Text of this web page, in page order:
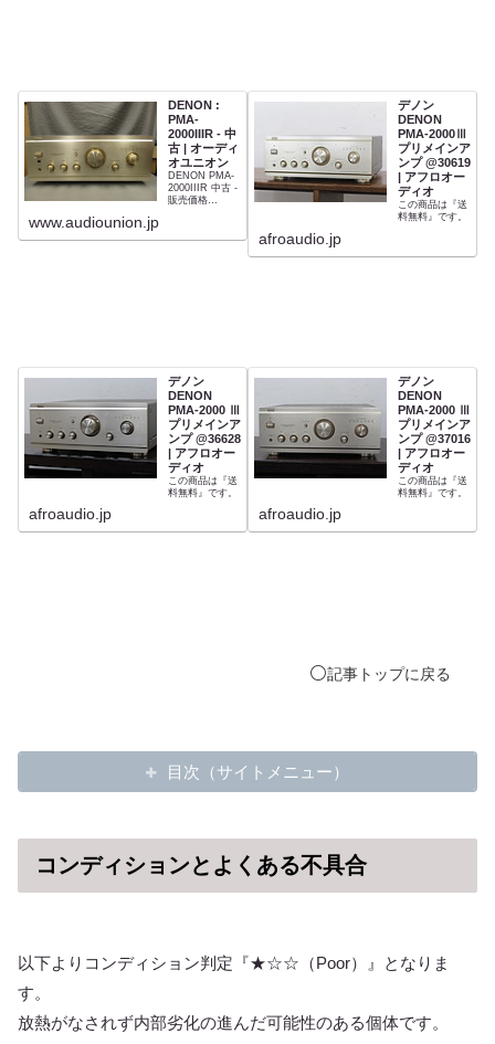
DENON :
PMA-
2000IIIR - 中
古 | オーディ
オユニオン
DENON PMA-
2000IIIR 中古 -
販売価格
www.audiounion.jp
デノン
DENON
PMA-2000Ⅲ
プリメインア
ンプ @30619
| アフロオー
ディオ
この商品は『送
料無料』です。
afroaudio.jp
デノン
DENON
PMA-2000 Ⅲ
プリメインア
ンプ @36628
| アフロオー
ディオ
この商品は『送
料無料』です。
afroaudio.jp
デノン
DENON
PMA-2000 Ⅲ
プリメインア
ンプ @37016
| アフロオー
ディオ
この商品は『送
料無料』です。
afroaudio.jp
⚪️記事トップに戻る
目次（サイトメニュー）
コンディションとよくある不具合
以下よりコンディション判定『★☆☆（Poor）』となりま
す。
放熱がなされず内部劣化の進んだ可能性のある個体です。